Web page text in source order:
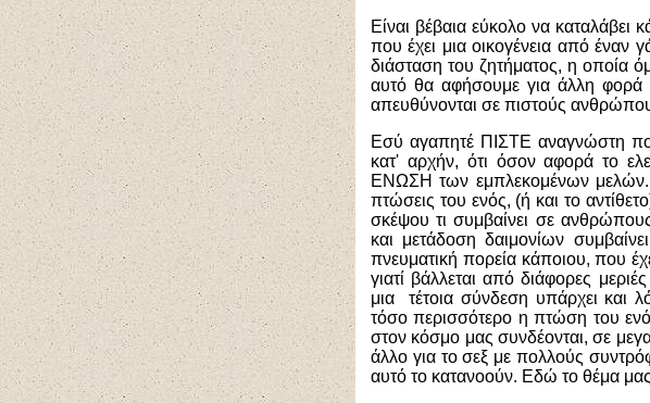
Είναι βέβαια εύκολο να καταλάβει
που έχει μια οικογένεια από έναν
διάσταση του ζητήματος, η οποία
αυτό θα αφήσουμε για άλλη φορά
απευθύνονται σε πιστούς
Εσύ αγαπητέ ΠΙΣΤΕ αναγνώστη
κατ' αρχήν, ότι όσον αφορά το
ΕΝΩΣΗ των εμπλεκομένων μελών.
πτώσεις του ενός, (ή και το
σκέψου τι συμβαίνει σε
και μετάδοση δαιμονίων
πνευματική πορεία κάποιου, που
γιατί βάλλεται από διάφορες
μια τέτοια σύνδεση υπάρχει και
τόσο περισσότερο η πτώση του
στον κόσμο μας συνδέονται, σε
άλλο για το σεξ με πολλούς
αυτό το κατανοούν. Εδώ το θέμα